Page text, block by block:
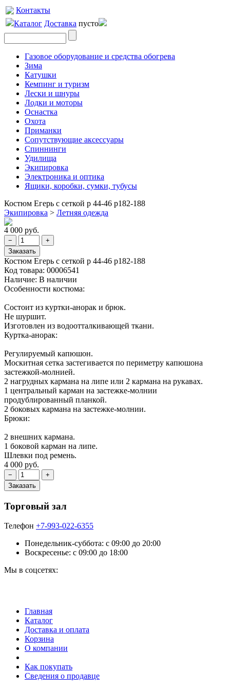
Контакты
Каталог Доставка пусто
Газовое оборудование и средства обогрева
Зима
Катушки
Кемпинг и туризм
Лески и шнуры
Лодки и моторы
Оснастка
Охота
Приманки
Сопутствующие аксессуары
Спиннинги
Удилища
Экипировка
Электроника и оптика
Ящики, коробки, сумки, тубусы
Костюм Егерь с сеткой р 44-46 р182-188
Экипировка > Летняя одежда
4 000 руб.
Костюм Егерь с сеткой р 44-46 р182-188
Код товара: 00006541
Наличие: В наличии
Особенности костюма:
Состоит из куртки-анорак и брюк.
Не шуршит.
Изготовлен из водоотталкивающей ткани.
Куртка-анорак:
Регулируемый капюшон.
Москитная сетка застегивается по периметру капюшона
застежкой-молнией.
2 нагрудных кармана на липе или 2 кармана на рукавах.
1 центральный карман на застежке-молнии
продублированный планкой.
2 боковых кармана на застежке-молнии.
Брюки:
2 внешних кармана.
1 боковой карман на липе.
Шлевки под ремень.
4 000 руб.
Торговый зал
Телефон +7-993-022-6355
Понедельник-суббота: c 09:00 до 20:00
Воскресенье: с 09:00 до 18:00
Мы в соцсетях:
Главная
Каталог
Доставка и оплата
Корзина
О компании
Как покупать
Сведения о продавце